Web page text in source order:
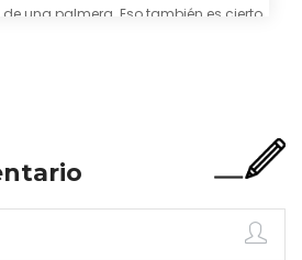
una palmera. Eso también es cierto.